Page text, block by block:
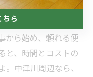
確認が肝心です。
から始め、頼れる便
と、時間とコストの
中津川周辺なら、
ちら
ら